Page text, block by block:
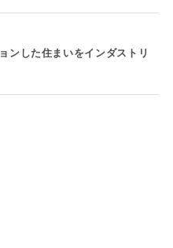
ンした住まいをインダストリ